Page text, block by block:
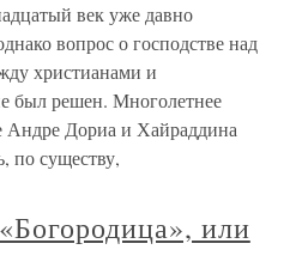
век уже давно
вопрос о господстве над
христианами и
был решен. Многолетнее
Андре Дориа и Хайраддина
по существу,
или